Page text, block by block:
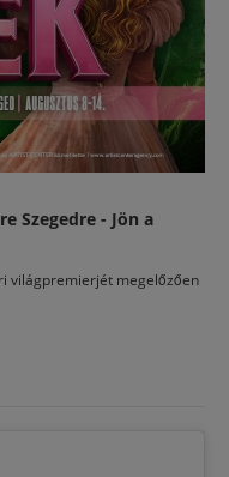
Szegedre - Jön a
világpremierjét megelőzően